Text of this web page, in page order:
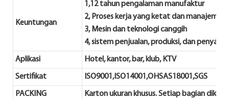
Keuntungan
1,12 tahun pengalaman manufaktur
2, Proses kerja yang ketat dan manajemen
3, Mesin dan teknologi canggih
4, sistem penjualan, produksi, dan
Aplikasi Hotel, kantor, bar, klub, KTV
Sertifikat ISO9001,ISO14001,OHSAS18001,SGS
PACKING Karton ukuran khusus. Setiap bagian